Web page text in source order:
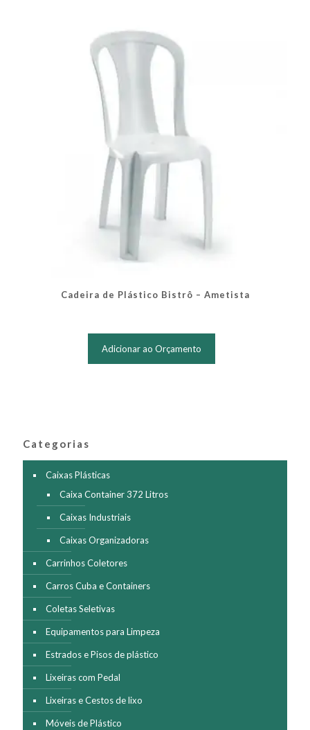
Cadeira de Plástico Bistrô – Ametista
Adicionar ao Orçamento
Categorias
Caixas Plásticas
Caixa Container 372 Litros
Caixas Industriais
Caixas Organizadoras
Carrinhos Coletores
Carros Cuba e Containers
Coletas Seletivas
Equipamentos para Limpeza
Estrados e Pisos de plástico
Lixeiras com Pedal
Lixeiras e Cestos de lixo
Móveis de Plástico